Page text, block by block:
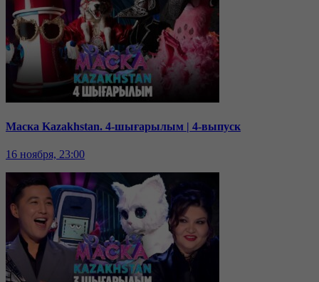
Маска Kazakhstan. 4-шығарылым | 4-выпуск
16 ноября, 23:00